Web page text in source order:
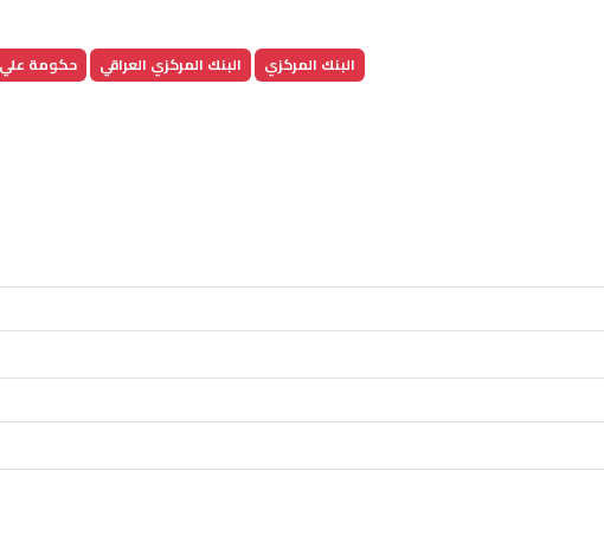
البنك المركزي البنك المركزي العراقي حكومة علي